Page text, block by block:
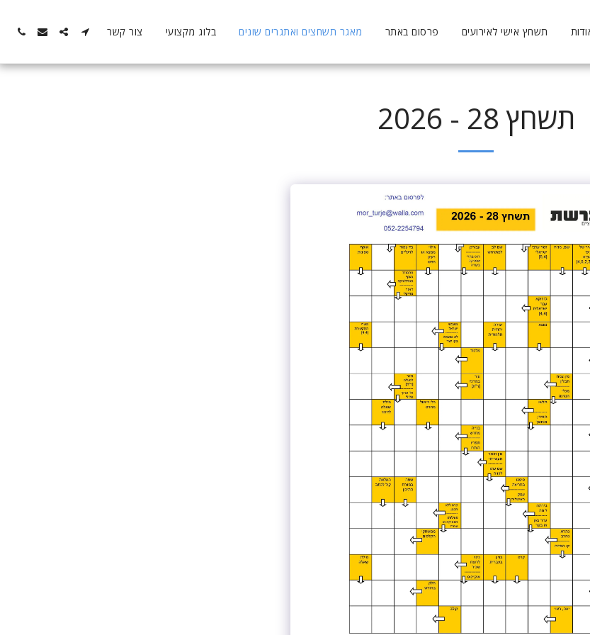
תשחץ אישי לאירועים פרסום באתר מאגר תשחצים ואתגרים שונים בלוג מקצועי צור קשר
תשחץ 28 - 2026